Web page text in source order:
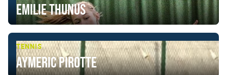
Emilie Thunus
TENNIS
Aymeric Pirotte